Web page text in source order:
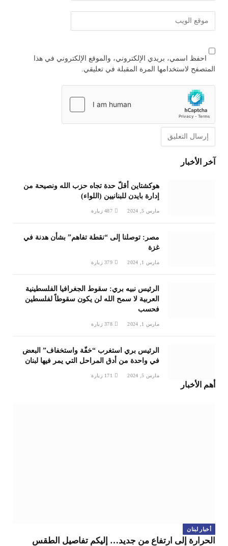
احفظ اسمي، بريدي الإلكتروني، والموقع الإلكتروني في هذا
المتصفح لاستخدامها المرة المقبلة في تعليقي.
آخر الأخبار
هوكشتاين أقلّ حدة تجاه حزب الله ونصيحة من
إدارة بايدن للبنانيين (اللواء)
مارس 5, 2024 487 زيارة
مصر: توصلنا إلى “نقطة تفاهم” بشأن هدنة في
غزة
مارس 1, 2024 379 زيارة
الرئيس نبيه بري: سقوط الجغرافيا الفلسطينية
العربية لا سمح الله لن يكون سقوطاً لفلسطين
فحسب
مارس 1, 2024 378 زيارة
الرئيس بري استغرب “خفّة واستخفاف” البعض
في واحدة من أدق المراحل التي يمر فيها لبنان
مارس 5, 2024 171 زيارة
أهم الأخبار
أخبار لبنان
الحرارة إلى ارتفاع من جديد… إليكم تفاصيل الطقس